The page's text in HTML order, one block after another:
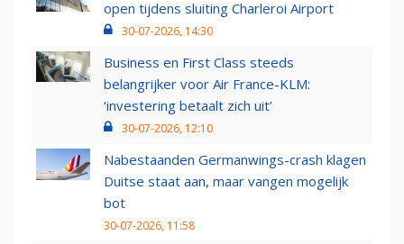
open tijdens sluiting Charleroi Airport
30-07-2026, 14:30
Business en First Class steeds
belangrijker voor Air France-KLM:
‘investering betaalt zich uit’
30-07-2026, 12:10
Nabestaanden Germanwings-crash klagen
Duitse staat aan, maar vangen mogelijk
bot
30-07-2026, 11:58